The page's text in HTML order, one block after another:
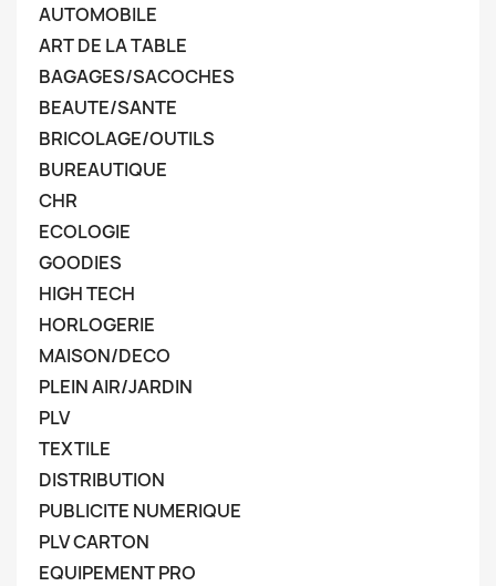
AUTOMOBILE
ART DE LA TABLE
BAGAGES/SACOCHES
BEAUTE/SANTE
BRICOLAGE/OUTILS
BUREAUTIQUE
CHR
ECOLOGIE
GOODIES
HIGH TECH
HORLOGERIE
MAISON/DECO
PLEIN AIR/JARDIN
PLV
TEXTILE
DISTRIBUTION
PUBLICITE NUMERIQUE
PLV CARTON
EQUIPEMENT PRO